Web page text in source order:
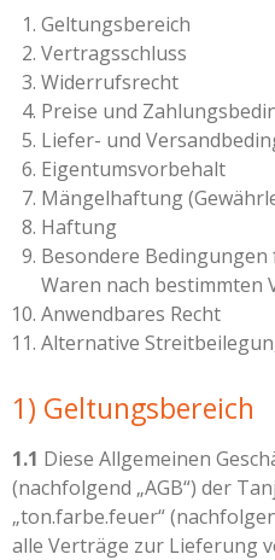
Geltungsbereich
Vertragsschluss
Widerrufsrecht
Preise und
Liefer- und
Eigentumsvorbehalt
Mängelhaftung
Haftung
Besondere
Waren nach bestimmten
Anwendbares Recht
Alternative
1) Geltungsbereich
1.1 Diese Allgemeinen
(nachfolgend „AGB“) der
„ton.farbe.feuer“
alle Verträge zur Lieferung